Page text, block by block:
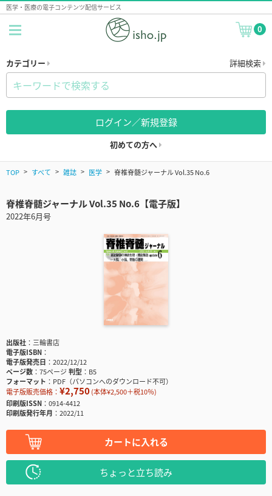
医学・医療の電子コンテンツ配信サービス
0
カテゴリー 詳細検索
ログイン／新規登録
初めての方へ
TOP すべて 雑誌 医学 脊椎脊髄ジャーナル Vol.35 No.6
脊椎脊髄ジャーナル Vol.35 No.6【電子版】
2022年6月号
出版社
三輪書店
電子版ISBN
電子版発売日
2022/12/12
ページ数
75ページ判型
B5
フォーマット
PDF（パソコンへのダウンロード不可）
電子版販売価格： ¥2,750(本体¥2,500＋税10％)
印刷版ISSN
0914-4412
印刷版発行年月
2022/11
カートに入れる
ちょっと立ち読み